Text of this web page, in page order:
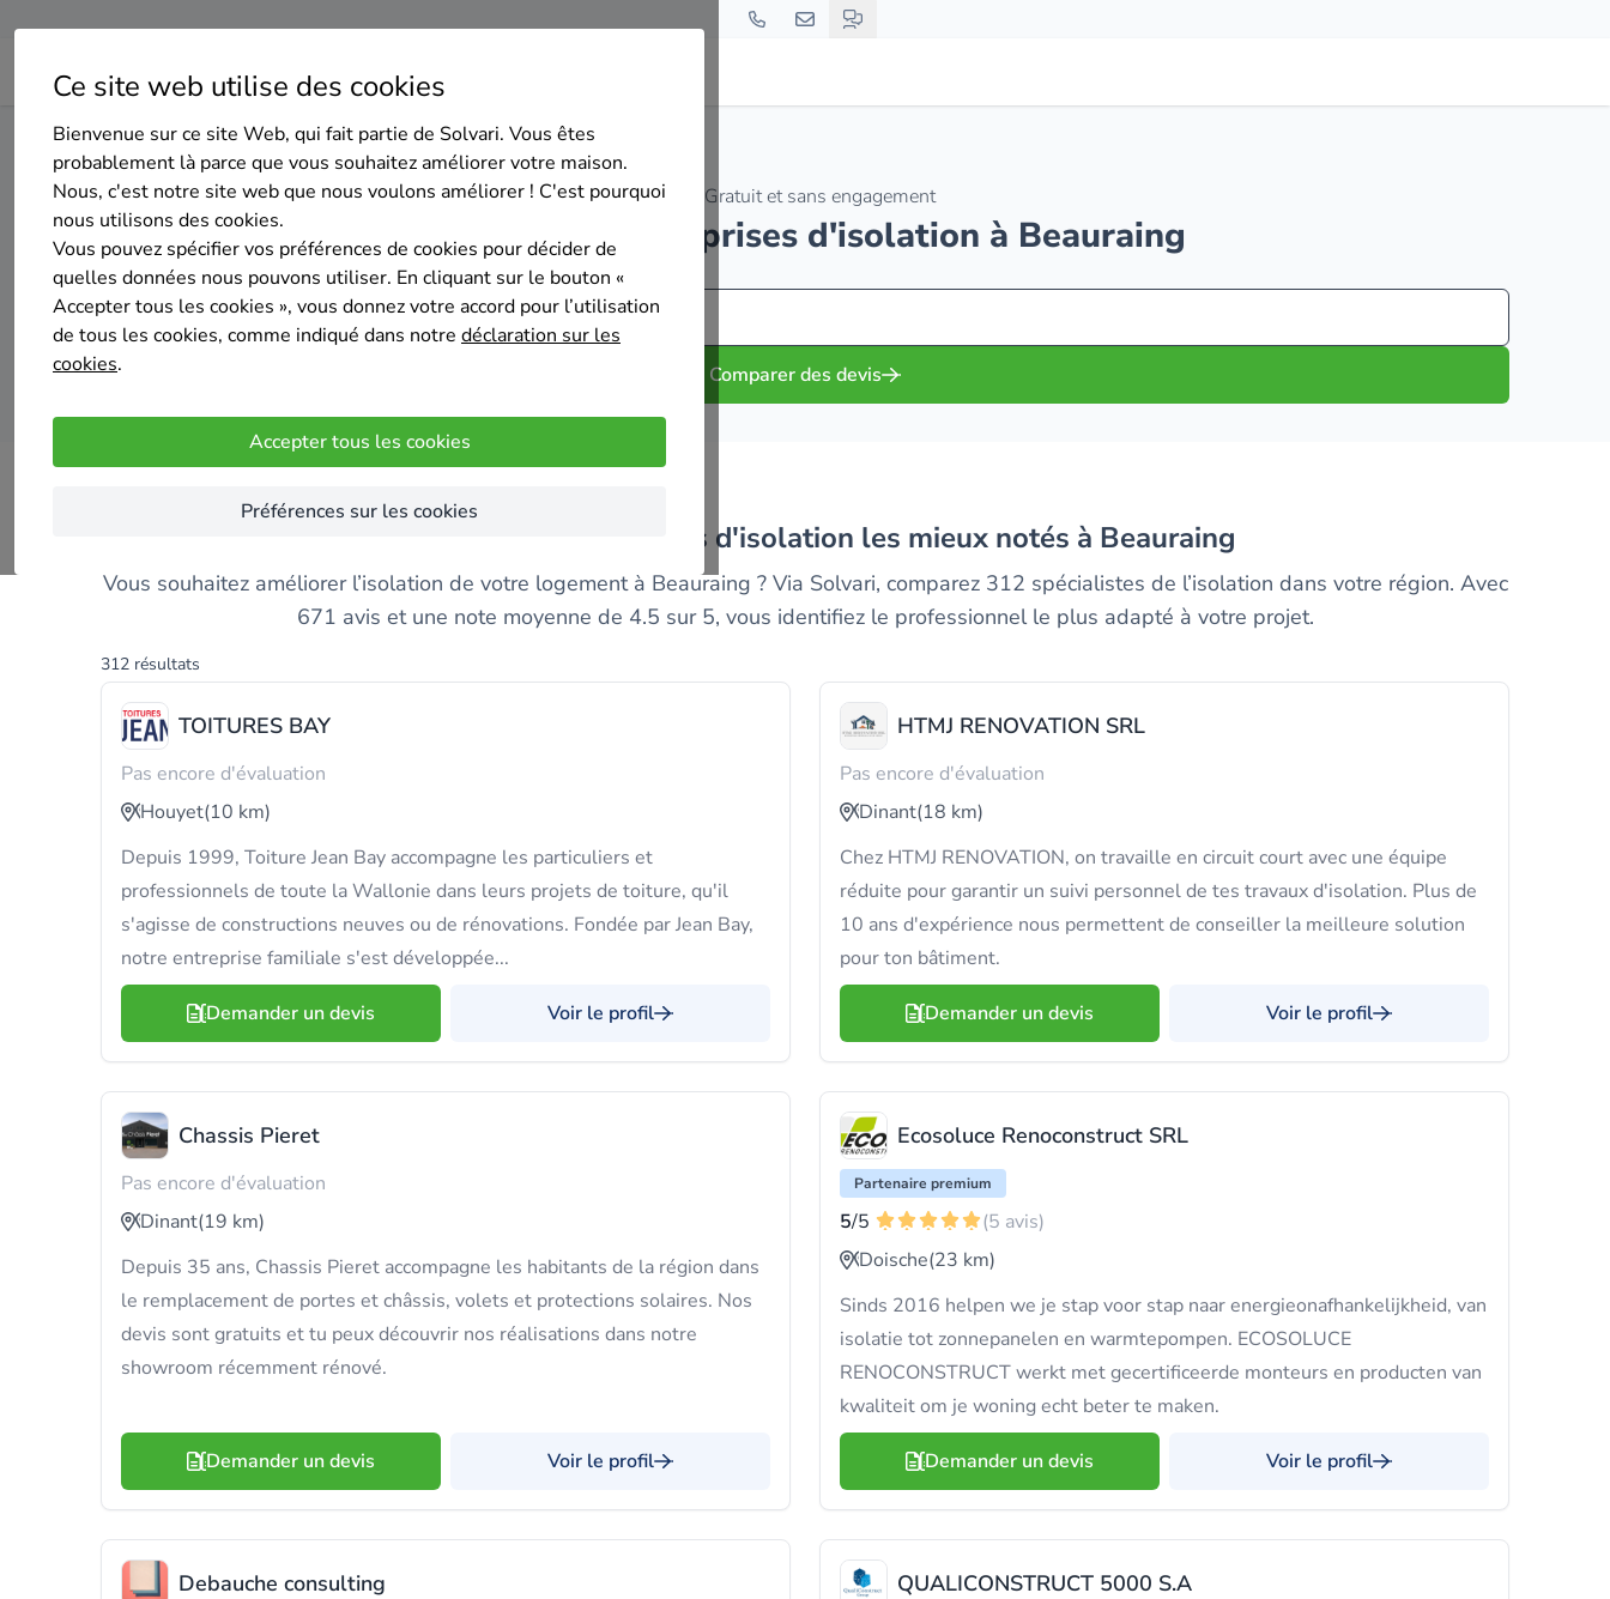
Ce site web utilise des cookies
Bienvenue sur ce site Web, qui fait partie de Solvari. Vous êtes
probablement là parce que vous souhaitez améliorer votre maison.
Nous, c'est notre site web que nous voulons améliorer ! C'est pourquoi
nous utilisons des cookies.
Vous pouvez spécifier vos préférences de cookies pour décider de
quelles données nous pouvons utiliser. En cliquant sur le bouton «
Accepter tous les cookies », vous donnez votre accord pour l’utilisation
de tous les cookies, comme indiqué dans notre déclaration sur les
cookies.
Accepter tous les cookies
Préférences sur les cookies
Home Isolation Namur Beauraing
Gratuit et sans engagement
Top 20 des entreprises d'isolation à Beauraing
Comparer des devis
Comparez les entreprises d'isolation les mieux notés à Beauraing
Vous souhaitez améliorer l’isolation de votre logement à Beauraing ? Via Solvari, comparez 312 spécialistes de l’isolation dans votre région. Avec
671 avis et une note moyenne de 4.5 sur 5, vous identifiez le professionnel le plus adapté à votre projet.
312 résultats
TOITURES BAY
Pas encore d'évaluation
Houyet(10 km)
Depuis 1999, Toiture Jean Bay accompagne les particuliers et
professionnels de toute la Wallonie dans leurs projets de toiture, qu'il
s'agisse de constructions neuves ou de rénovations. Fondée par Jean Bay,
notre entreprise familiale s'est développée...
Demander un devis Voir le profil
HTMJ RENOVATION SRL
Pas encore d'évaluation
Dinant(18 km)
Chez HTMJ RENOVATION, on travaille en circuit court avec une équipe
réduite pour garantir un suivi personnel de tes travaux d'isolation. Plus de
10 ans d'expérience nous permettent de conseiller la meilleure solution
pour ton bâtiment.
Demander un devis Voir le profil
Chassis Pieret
Pas encore d'évaluation
Dinant(19 km)
Depuis 35 ans, Chassis Pieret accompagne les habitants de la région dans
le remplacement de portes et châssis, volets et protections solaires. Nos
devis sont gratuits et tu peux découvrir nos réalisations dans notre
showroom récemment rénové.
Demander un devis Voir le profil
Ecosoluce Renoconstruct SRL
Partenaire premium
5/5
(5 avis)
Doische(23 km)
Sinds 2016 helpen we je stap voor stap naar energieonafhankelijkheid, van
isolatie tot zonnepanelen en warmtepompen. ECOSOLUCE
RENOCONSTRUCT werkt met gecertificeerde monteurs en producten van
kwaliteit om je woning echt beter te maken.
Demander un devis Voir le profil
Debauche consulting QUALICONSTRUCT 5000 S.A